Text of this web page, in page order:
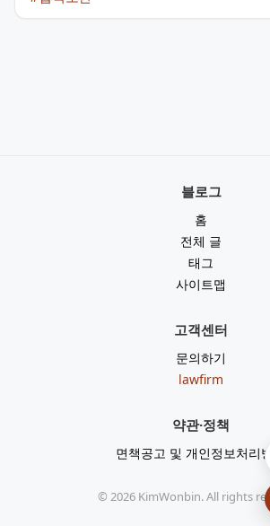
블로그
홈
전체 글
태그
사이트맵
고객센터
문의하기
lawfirm
약관·정책
면책공고 및 개인정보처리
© 2026KimWonbin. All rights